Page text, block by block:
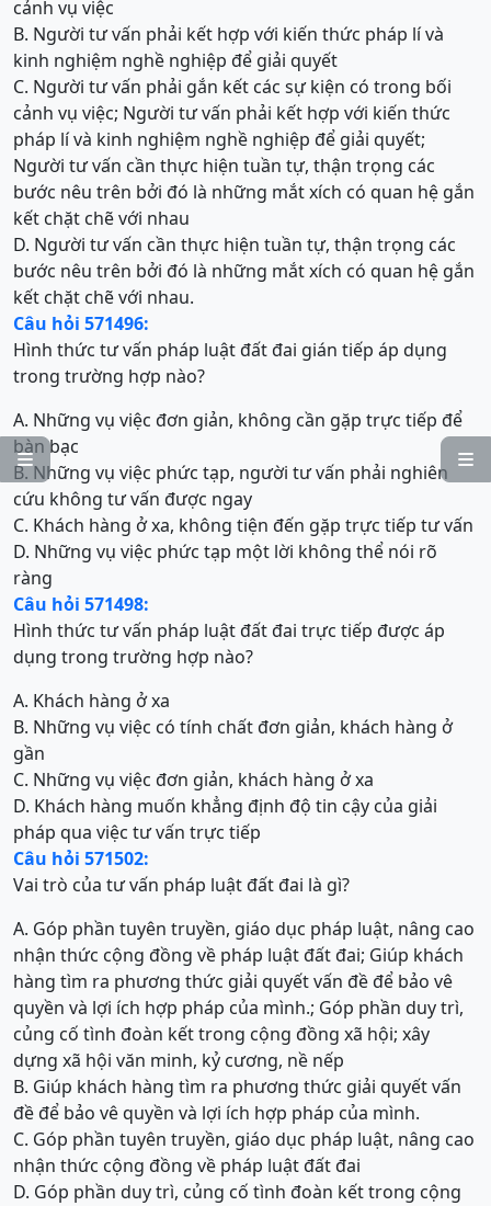


cảnh vụ việc
B. Người tư vấn phải kết hợp với kiến thức pháp lí và
kinh nghiệm nghề nghiệp để giải quyết
C. Người tư vấn phải gắn kết các sự kiện có trong bối
cảnh vụ việc; Người tư vấn phải kết hợp với kiến thức
pháp lí và kinh nghiệm nghề nghiệp để giải quyết;
Người tư vấn cần thực hiện tuần tự, thận trọng các
bước nêu trên bởi đó là những mắt xích có quan hệ gắn
kết chặt chẽ với nhau
D. Người tư vấn cần thực hiện tuần tự, thận trọng các
bước nêu trên bởi đó là những mắt xích có quan hệ gắn
kết chặt chẽ với nhau.
Câu hỏi 571496:
Hình thức tư vấn pháp luật đất đai gián tiếp áp dụng
trong trường hợp nào?
A. Những vụ việc đơn giản, không cần gặp trực tiếp để
bàn bạc
B. Những vụ việc phức tạp, người tư vấn phải nghiên
cứu không tư vấn được ngay
C. Khách hàng ở xa, không tiện đến gặp trực tiếp tư vấn
D. Những vụ việc phức tạp một lời không thể nói rõ
ràng
Câu hỏi 571498:
Hình thức tư vấn pháp luật đất đai trực tiếp được áp
dụng trong trường hợp nào?
A. Khách hàng ở xa
B. Những vụ việc có tính chất đơn giản, khách hàng ở
gần
C. Những vụ việc đơn giản, khách hàng ở xa
D. Khách hàng muốn khẳng định độ tin cậy của giải
pháp qua việc tư vấn trực tiếp
Câu hỏi 571502:
Vai trò của tư vấn pháp luật đất đai là gì?
A. Góp phần tuyên truyền, giáo dục pháp luật, nâng cao
nhận thức cộng đồng về pháp luật đất đai; Giúp khách
hàng tìm ra phương thức giải quyết vấn đề để bảo vê
quyền và lợi ích hợp pháp của mình.; Góp phần duy trì,
củng cố tình đoàn kết trong cộng đồng xã hội; xây
dựng xã hội văn minh, kỷ cương, nề nếp
B. Giúp khách hàng tìm ra phương thức giải quyết vấn
đề để bảo vê quyền và lợi ích hợp pháp của mình.
C. Góp phần tuyên truyền, giáo dục pháp luật, nâng cao
nhận thức cộng đồng về pháp luật đất đai
D. Góp phần duy trì, củng cố tình đoàn kết trong cộng